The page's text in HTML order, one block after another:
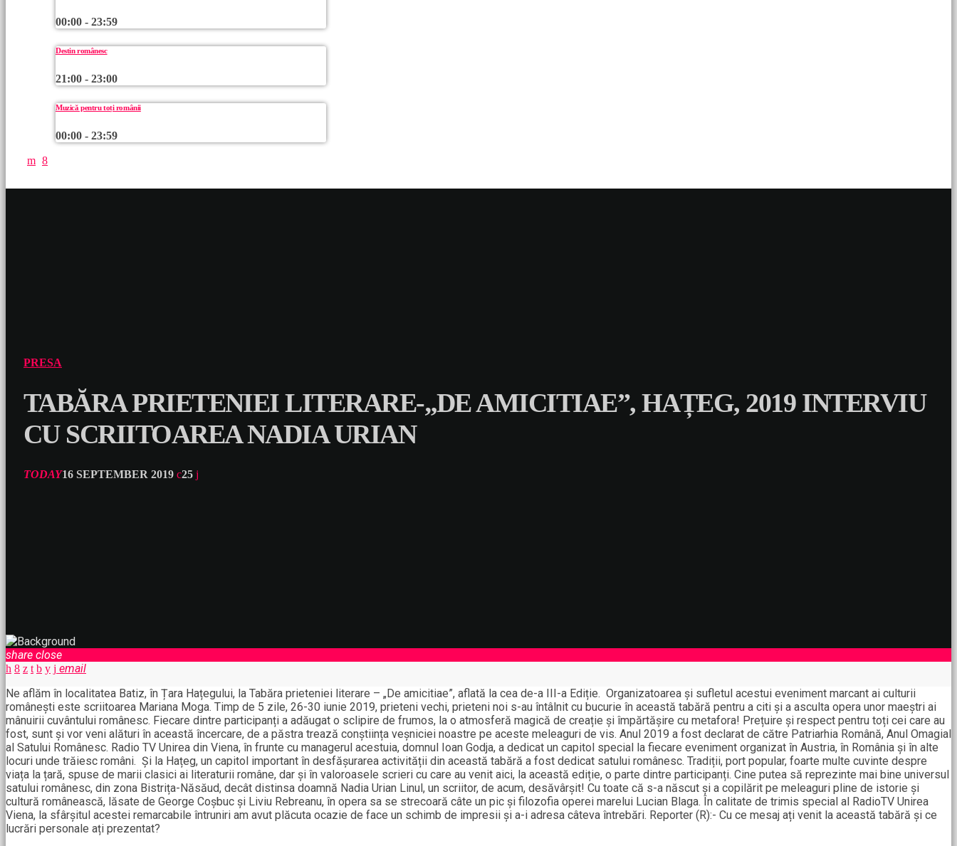
00:00 - 23:59
Destin românesc
21:00 - 23:00
Muzică pentru toți românii
00:00 - 23:59
PRESA
TABĂRA PRIETENIEI LITERARE-„DE AMICITIAE”, HAȚEG, 2019 INTERVIU
CU SCRIITOAREA NADIA URIAN
TODAY16 SEPTEMBER 2019 25
share close
email
Ne aflăm în localitatea Batiz, în Țara Hațegului, la Tabăra prieteniei literare – „De amicitiae”, aflată la cea de-a III-a Ediție. Organizatoarea și sufletul acestui eveniment marcant ai culturii
românești este scriitoarea Mariana Moga. Timp de 5 zile, 26-30 iunie 2019, prieteni vechi, prieteni noi s-au întâlnit cu bucurie în această tabără pentru a citi și a asculta opera unor maeștri ai
mânuirii cuvântului românesc. Fiecare dintre participanți a adăugat o sclipire de frumos, la o atmosferă magică de creație și împărtășire cu metafora! Prețuire și respect pentru toți cei care au
fost, sunt și vor veni alături în această încercare, de a păstra trează conștiința veșniciei noastre pe aceste meleaguri de vis. Anul 2019 a fost declarat de către Patriarhia Română, Anul Omagial
al Satului Românesc. Radio TV Unirea din Viena, în frunte cu managerul acestuia, domnul Ioan Godja, a dedicat un capitol special la fiecare eveniment organizat în Austria, în România și în alte
locuri unde trăiesc români. Și la Hațeg, un capitol important în desfășurarea activității din această tabără a fost dedicat satului românesc. Tradiții, port popular, foarte multe cuvinte despre
viața la țară, spuse de marii clasici ai literaturii române, dar și în valoroasele scrieri cu care au venit aici, la această ediție, o parte dintre participanți. Cine putea să reprezinte mai bine universul
satului românesc, din zona Bistrița-Năsăud, decât distinsa doamnă Nadia Urian Linul, un scriitor, de acum, desăvârșit! Cu toate că s-a născut și a copilărit pe meleaguri pline de istorie și
cultură românească, lăsate de George Coșbuc și Liviu Rebreanu, în opera sa se strecoară câte un pic și filozofia operei marelui Lucian Blaga. În calitate de trimis special al RadioTV Unirea
Viena, la sfârșitul acestei remarcabile întruniri am avut plăcuta ocazie de face un schimb de impresii și a-i adresa câteva întrebări. Reporter (R):- Cu ce mesaj ați venit la această tabără și ce
lucrări personale ați prezentat?